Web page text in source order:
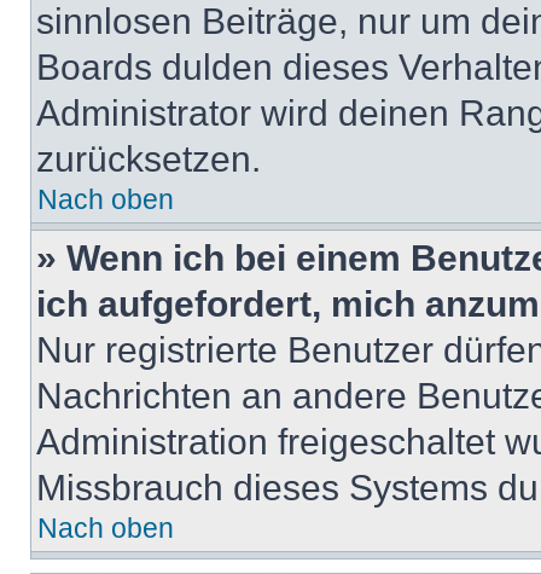
sinnlosen Beiträge, nur um
Boards dulden dieses
Administrator wird deinen
zurücksetzen.
Nach oben
» Wenn ich bei einem
ich aufgefordert, mich
Nur registrierte Benutzer
Nachrichten an andere
Administration freigeschaltet
Missbrauch dieses Systems
Nach oben